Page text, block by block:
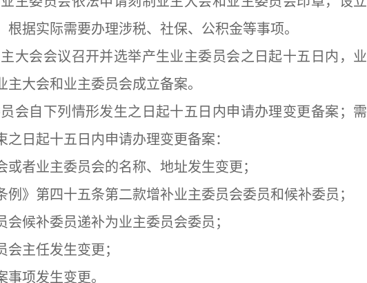
根据实际需要办理涉税、社保、公积金等事项。
会会议召开并选举产生业主委员会之日起十五日内，业
主大会和业主委员会成立备案。
自下列情形发生之日起十五日内申请办理变更备案；需
之日起十五日内申请办理变更备案：
者业主委员会的名称、地址发生变更；
》第四十五条第二款增补业主委员会委员和候补委员；
候补委员递补为业主委员会委员；
主任发生变更；
项发生变更。